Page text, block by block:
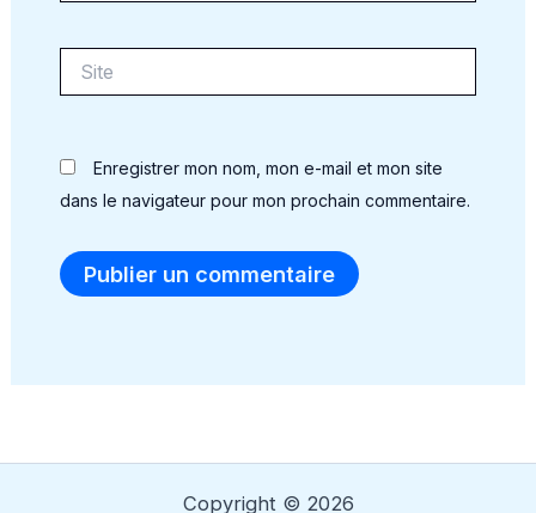
Enregistrer mon nom, mon e-mail et mon site
dans le navigateur pour mon prochain commentaire.
Copyright © 2026